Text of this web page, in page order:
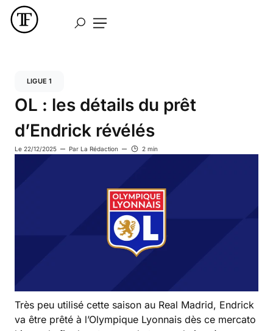
LIGUE 1
OL : les détails du prêt
d’Endrick révélés
Le 22/12/2025 Par La Rédaction 2 min
Très peu utilisé cette saison au Real Madrid, Endrick
va être prêté à l’Olympique Lyonnais dès ce mercato